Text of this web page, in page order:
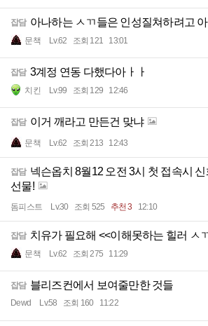
잡담 아나하는 ㅅㄲ들은 인성질쳐하려고
문책 Lv.62 조회 121 13:01
잡담 3계정 연동 다했다아ㅏㅏ
치킨 Lv.99 조회 129 12:46
잡담 이거 깨라고 만든건 맞냐
문책 Lv.62 조회 213 12:43
잡담 넥슨옵치 8월12 오전 3시 첫 접속시
선물!
돔피스트 Lv.30 조회 525 추천 3 12:10
잡담 치유가 필요해 <<이해못하는 힐러 ㅅ
문책 Lv.62 조회 275 11:29
잡담 블리즈컨에서 보여줄만한 것들
Dewd Lv.58 조회 160 11:22